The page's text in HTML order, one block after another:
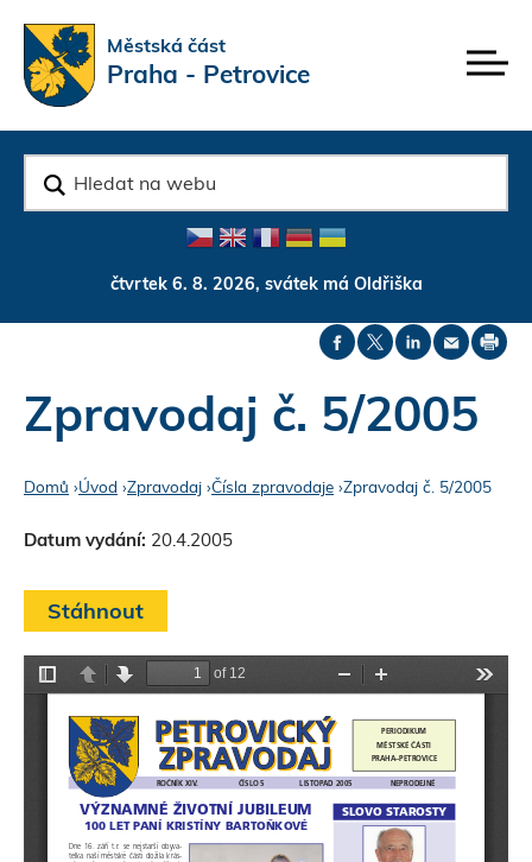
Městská část
Praha - Petrovice
h
t
čtvrtek 6. 8. 2026, svátek má Oldřiška
Zpravodaj č. 5/2005
J
e
z
Domů ›Úvod ›Zpravodaj ›Čísla zpravodaje ›Zpravodaj č. 5/2005
Datum vydání: 20.4.2005
Stáhnout